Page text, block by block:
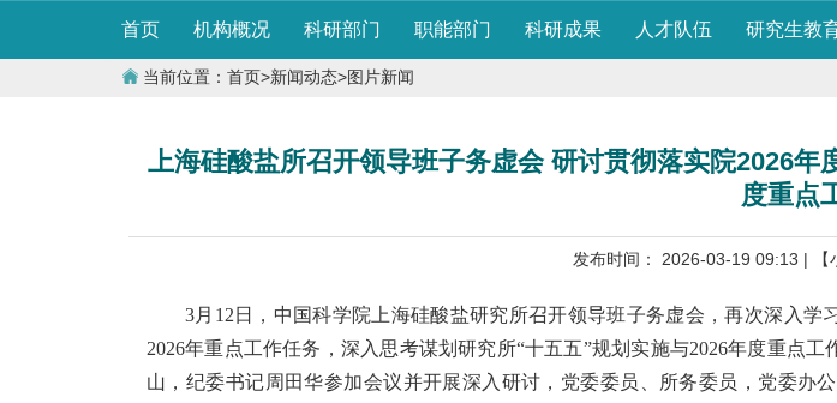
首页 机构概况 科研部门 职能部门 科研成果 人才队伍 研究生教
当前位置： 首页>新闻动态>图片新闻
上海硅酸盐所召开领导班子务虚会 研讨贯彻落实院2026
度重点
发布时间： 2026-03-19 09:13 | 【
3月 12 日，中国科学院上海硅酸盐研究所召开领导班子务虚会，再次深入学
2026年重点工作任务，深入思考谋划研究所“十五五”规划实施与2026年度重点工
山，纪委书记周田华参加会议并开展深入研讨，党委委员、所务委员，党委办